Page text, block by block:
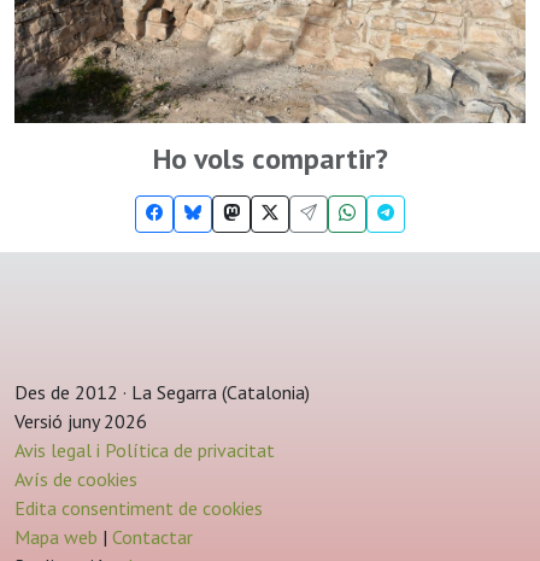
Ho vols compartir?
Des de 2012 · La Segarra (Catalonia)
Versió juny 2026
Avis legal i Política de privacitat
Avís de cookies
Edita consentiment de cookies
Mapa web | Contactar